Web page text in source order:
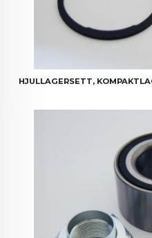
HJULLAGERSETT,